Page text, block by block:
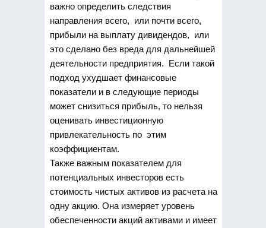
важно определить следствия
направления всего, или почти всего,
прибыли на выплату дивидендов, или
это сделано без вреда для дальнейшей
деятельности предприятия. Если такой
подход ухудшает финансовые
показатели и в следующие периоды
может снизиться прибыль, то нельзя
оценивать инвестиционную
привлекательность по этим
коэффициентам.
Также важным показателем для
потенциальных инвесторов есть
стоимость чистых активов из расчета на
одну акцию. Она измеряет уровень
обеспеченности акций активами и имеет